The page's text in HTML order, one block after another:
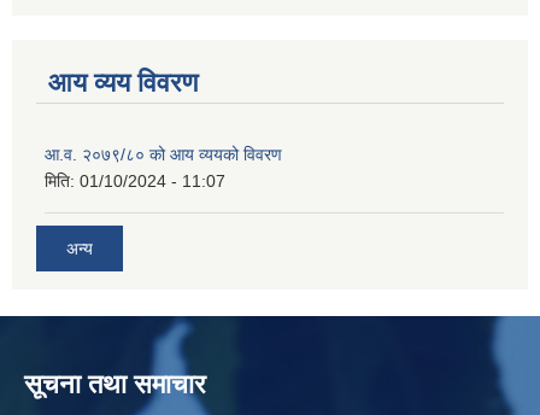
आय व्यय विवरण
आ.व. २०७९/८० को आय व्ययको विवरण
मिति: 01/10/2024 - 11:07
अन्य
सूचना तथा समाचार